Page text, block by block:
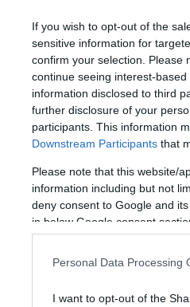
If you wish to opt-out of the
sensitive information for
confirm your selection. Please
continue seeing interest-
information disclosed to third
further disclosure of your
participants. This information
Downstream Participants that
Please note that this website/
information including but not
deny consent to Google and
in below Google consent
Personal Data Processing
I want to opt-out of the